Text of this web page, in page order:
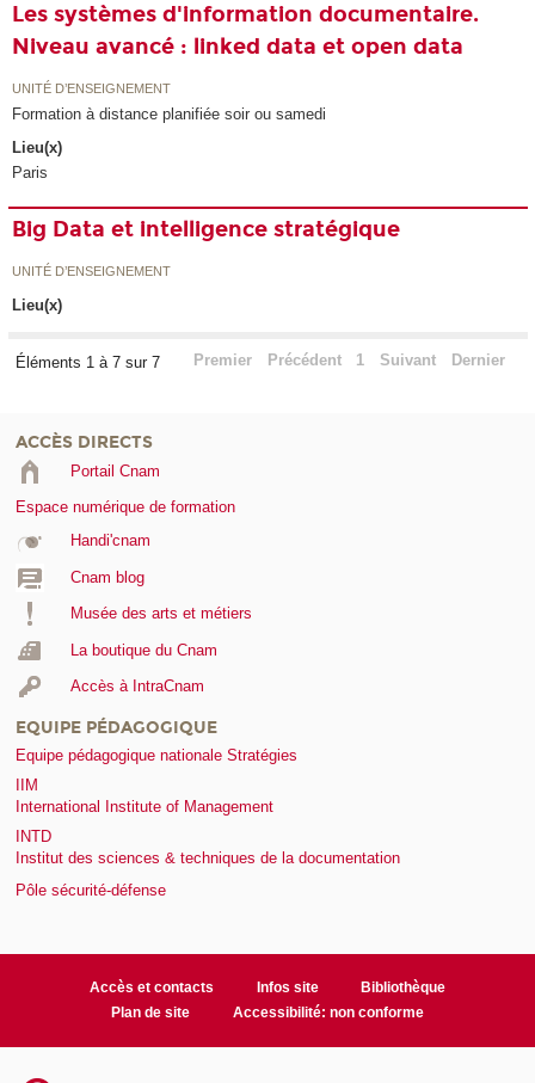
Les systèmes d'information documentaire.
Niveau avancé : linked data et open data
UNITÉ D’ENSEIGNEMENT
Formation à distance planifiée soir ou samedi
Lieu(x)
Paris
Big Data et intelligence stratégique
UNITÉ D’ENSEIGNEMENT
Lieu(x)
Éléments 1 à 7 sur 7 Premier Précédent 1 Suivant Dernier
ACCÈS DIRECTS
Portail Cnam
Espace numérique de formation
Handi'cnam
Cnam blog
Musée des arts et métiers
La boutique du Cnam
Accès à IntraCnam
EQUIPE PÉDAGOGIQUE
Equipe pédagogique nationale Stratégies
IIM
International Institute of Management
INTD
Institut des sciences & techniques de la documentation
Pôle sécurité-défense
Accès et contacts Infos site
Bibliothèque
Plan de site
Accessibilité: non conforme